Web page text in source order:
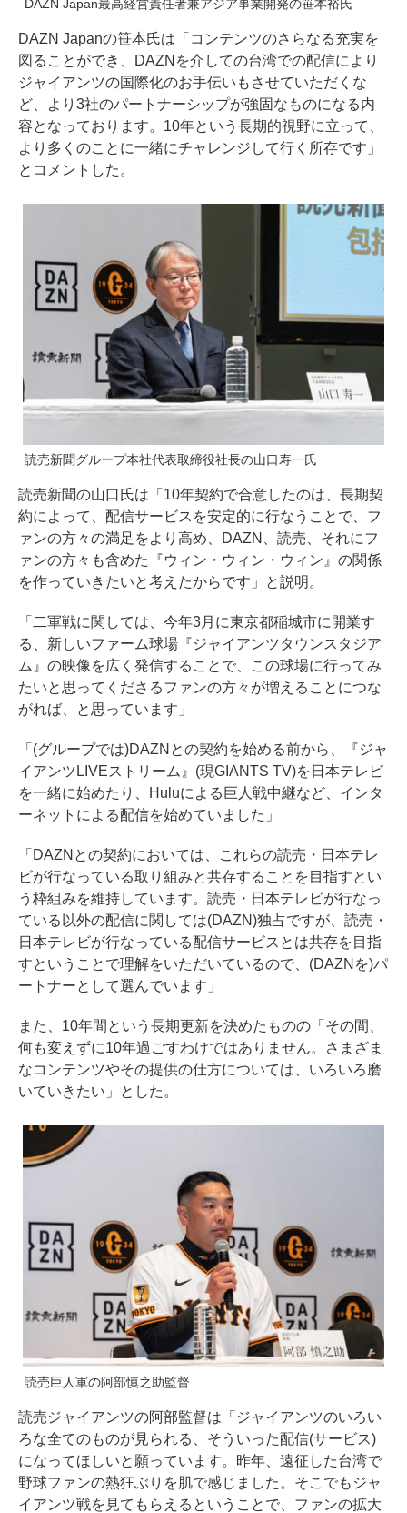
DAZN Japan最高経営責任者兼アジア事業開発の笹本裕氏
DAZN Japanの笹本氏は「コンテンツのさらなる充実を
図ることができ、DAZNを介しての台湾での配信により
ジャイアンツの国際化のお手伝いもさせていただくな
ど、より3社のパートナーシップが強固なものになる内
容となっております。10年という長期的視野に立って、
より多くのことに一緒にチャレンジして行く所存です」
とコメントした。
読売新聞グループ本社代表取締役社長の山口寿一氏
読売新聞の山口氏は「10年契約で合意したのは、長期契
約によって、配信サービスを安定的に行なうことで、フ
ァンの方々の満足をより高め、DAZN、読売、それにフ
ァンの方々も含めた『ウィン・ウィン・ウィン』の関係
を作っていきたいと考えたからです」と説明。
「二軍戦に関しては、今年3月に東京都稲城市に開業す
る、新しいファーム球場『ジャイアンツタウンスタジア
ム』の映像を広く発信することで、この球場に行ってみ
たいと思ってくださるファンの方々が増えることにつな
がれば、と思っています」
「(グループでは)DAZNとの契約を始める前から、『ジャ
イアンツLIVEストリーム』(現GIANTS TV)を日本テレビ
を一緒に始めたり、Huluによる巨人戦中継など、インタ
ーネットによる配信を始めていました」
「DAZNとの契約においては、これらの読売・日本テレ
ビが行なっている取り組みと共存することを目指すとい
う枠組みを維持しています。読売・日本テレビが行なっ
ている以外の配信に関しては(DAZN)独占ですが、読売・
日本テレビが行なっている配信サービスとは共存を目指
すということで理解をいただいているので、(DAZNを)パ
ートナーとして選んでいます」
また、10年間という長期更新を決めたものの「その間、
何も変えずに10年過ごすわけではありません。さまざま
なコンテンツやその提供の仕方については、いろいろ磨
いていきたい」とした。
読売巨人軍の阿部慎之助監督
読売ジャイアンツの阿部監督は「ジャイアンツのいろい
ろな全てのものが見られる、そういった配信(サービス)
になってほしいと願っています。昨年、遠征した台湾で
野球ファンの熱狂ぶりを肌で感じました。そこでもジャ
イアンツ戦を見てもらえるということで、ファンの拡大